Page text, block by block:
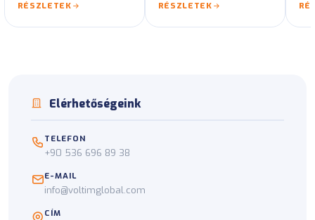
RÉSZLETEK RÉSZLETEK
Elérhetőségeink
TELEFON
+90 536 696 89 38
E-MAIL
info@voltimglobal.com
CÍM